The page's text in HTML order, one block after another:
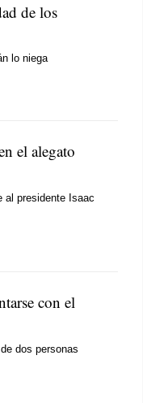
de los
lo niega
el alegato
al presidente Isaac
con el
dos personas